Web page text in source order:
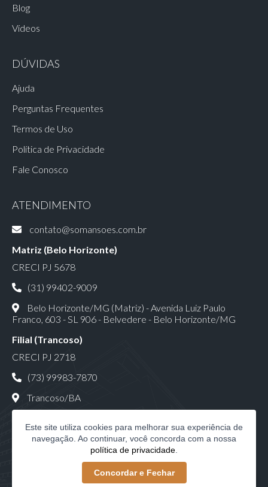
Blog
Vídeos
DÚVIDAS
Ajuda
Perguntas Frequentes
Termos de Uso
Política de Privacidade
Fale Conosco
ATENDIMENTO
contato@somansoes.com.br
Matriz (Belo Horizonte)
CRECI PJ 5678
(31) 99402-9009
Belo Horizonte/MG (Matriz) - Avenida Luiz Paulo
Franco, 603 - SL 906 - Belvedere - Belo Horizonte/MG
Filial (Trancoso)
CRECI PJ 2718
(73) 99983-7870
Trancoso/BA
Só Mansões Consultoria Imobiliária LTDA | CNPJ:
23.517.937/0001-34
Este site utiliza cookies para melhorar sua experiência de
navegação. Ao continuar, você concorda com a nossa
política de privacidade
Concordar e Fechar